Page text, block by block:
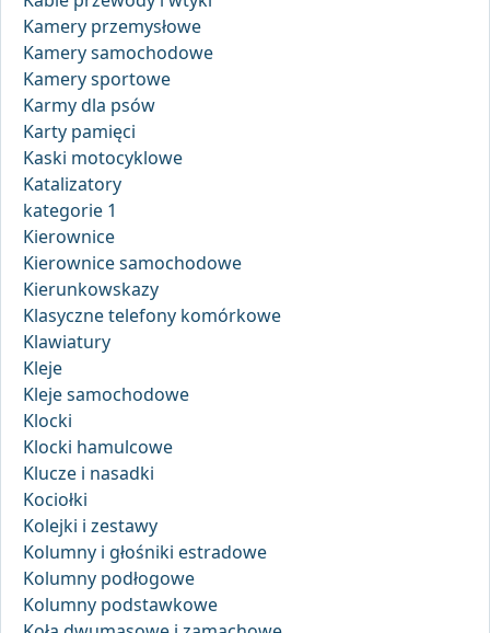
Kamery przemysłowe
Kamery samochodowe
Kamery sportowe
Karmy dla psów
Karty pamięci
Kaski motocyklowe
Katalizatory
kategorie 1
Kierownice
Kierownice samochodowe
Kierunkowskazy
Klasyczne telefony komórkowe
Klawiatury
Kleje
Kleje samochodowe
Klocki
Klocki hamulcowe
Klucze i nasadki
Kociołki
Kolejki i zestawy
Kolumny i głośniki estradowe
Kolumny podłogowe
Kolumny podstawkowe